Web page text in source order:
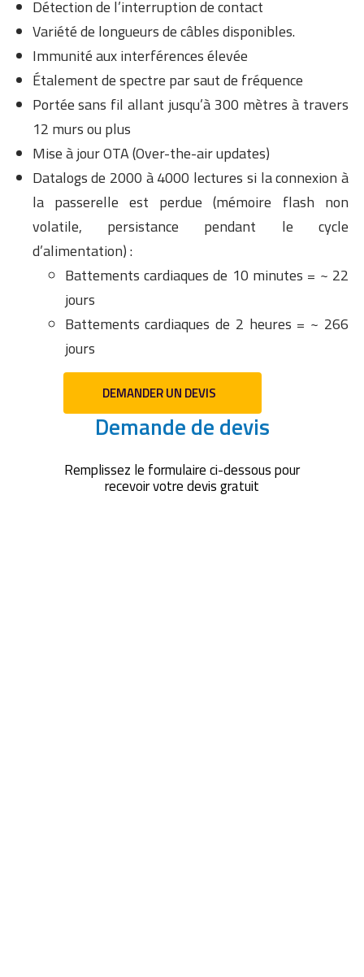
Détection de l’interruption de contact
Variété de longueurs de câbles disponibles.
Immunité aux interférences élevée
Étalement de spectre par saut de fréquence
Portée sans fil allant jusqu’à 300 mètres à travers
12 murs ou plus
Mise à jour OTA (Over-the-air updates)
Datalogs de 2000 à 4000 lectures si la connexion à
la passerelle est perdue (mémoire flash non
volatile, persistance pendant le cycle
d’alimentation) :
Battements cardiaques de 10 minutes = ~ 22
jours
Battements cardiaques de 2 heures = ~ 266
jours
DEMANDER UN DEVIS
Demande de devis
Remplissez le formulaire ci-dessous pour
recevoir votre devis gratuit